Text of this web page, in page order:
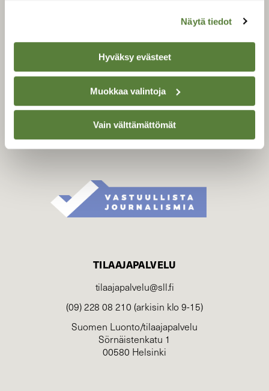
Näytä tiedot
Hyväksy evästeet
Muokkaa valintoja
Vain välttämättömät
SUOJELU­LIITTO
Suomen Luonto -lehden
kustantaja on
luonnonsuojelu­liitto.
TILAAJAPALVELU
tilaajapalvelu@sll.fi
(09) 228 08 210 (arkisin klo 9-15)
Suomen Luonto/tilaajapalvelu
Sörnäistenkatu 1
00580 Helsinki